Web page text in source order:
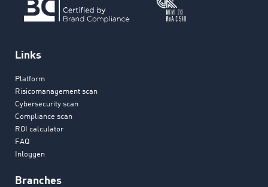
Links
Platform
Risicomanagement scan
Cybersecurity scan
Compliance scan
ROI calculator
FAQ
Inloggen
Branches